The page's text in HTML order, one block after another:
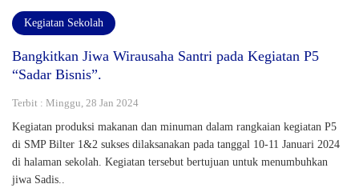
Kegiatan Sekolah
Bangkitkan Jiwa Wirausaha Santri pada Kegiatan P5
“Sadar Bisnis”.
Terbit : Minggu, 28 Jan 2024
Kegiatan produksi makanan dan minuman dalam rangkaian kegiatan P5
di SMP Bilter 1&2 sukses dilaksanakan pada tanggal 10-11 Januari 2024
di halaman sekolah. Kegiatan tersebut bertujuan untuk menumbuhkan
jiwa Sadis..